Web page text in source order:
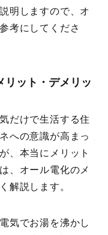
明しますので、オ
考にしてくださ
リット・デメリッ
だけで生活する住
への意識が高まっ
、本当にメリット
、オール電化のメ
解説します。
気でお湯を沸かし